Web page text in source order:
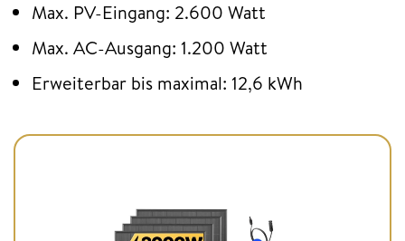
Max. PV-Eingang: 2.600 Watt
Max. AC-Ausgang: 1.200 Watt
Erweiterbar bis maximal: 12,6 kWh